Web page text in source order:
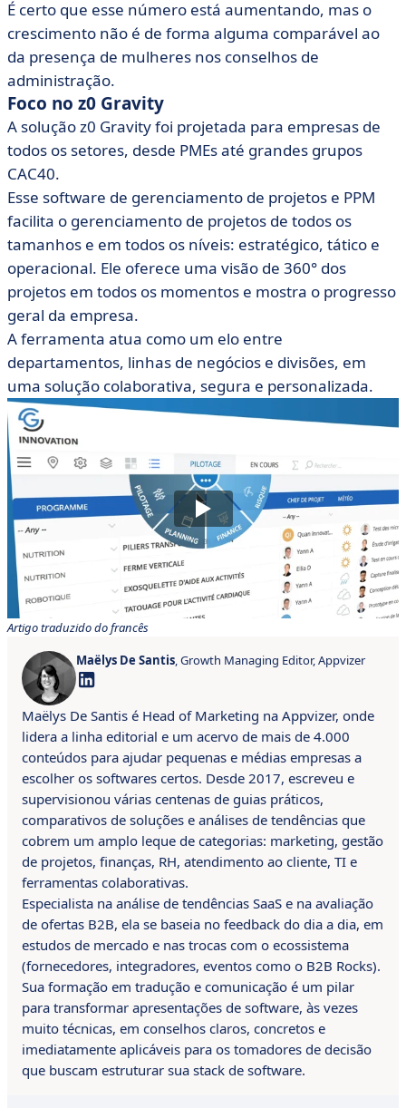
É certo que esse número está aumentando, mas o
crescimento não é de forma alguma comparável ao
da presença de mulheres nos conselhos de
administração.
Foco no z0 Gravity
A solução z0 Gravity foi projetada para empresas de
todos os setores, desde PMEs até grandes grupos
CAC40.
Esse software de gerenciamento de projetos e PPM
facilita o gerenciamento de projetos de todos os
tamanhos e em todos os níveis: estratégico, tático e
operacional. Ele oferece uma visão de 360° dos
projetos em todos os momentos e mostra o progresso
geral da empresa.
A ferramenta atua como um elo entre
departamentos, linhas de negócios e divisões, em
uma solução colaborativa, segura e personalizada.
Artigo traduzido do francês
Maëlys De Santis, Growth Managing Editor, Appvizer
Maëlys De Santis é Head of Marketing na Appvizer, onde
lidera a linha editorial e um acervo de mais de 4.000
conteúdos para ajudar pequenas e médias empresas a
escolher os softwares certos. Desde 2017, escreveu e
supervisionou várias centenas de guias práticos,
comparativos de soluções e análises de tendências que
cobrem um amplo leque de categorias: marketing, gestão
de projetos, finanças, RH, atendimento ao cliente, TI e
ferramentas colaborativas.
Especialista na análise de tendências SaaS e na avaliação
de ofertas B2B, ela se baseia no feedback do dia a dia, em
estudos de mercado e nas trocas com o ecossistema
(fornecedores, integradores, eventos como o B2B Rocks).
Sua formação em tradução e comunicação é um pilar
para transformar apresentações de software, às vezes
muito técnicas, em conselhos claros, concretos e
imediatamente aplicáveis para os tomadores de decisão
que buscam estruturar sua stack de software.